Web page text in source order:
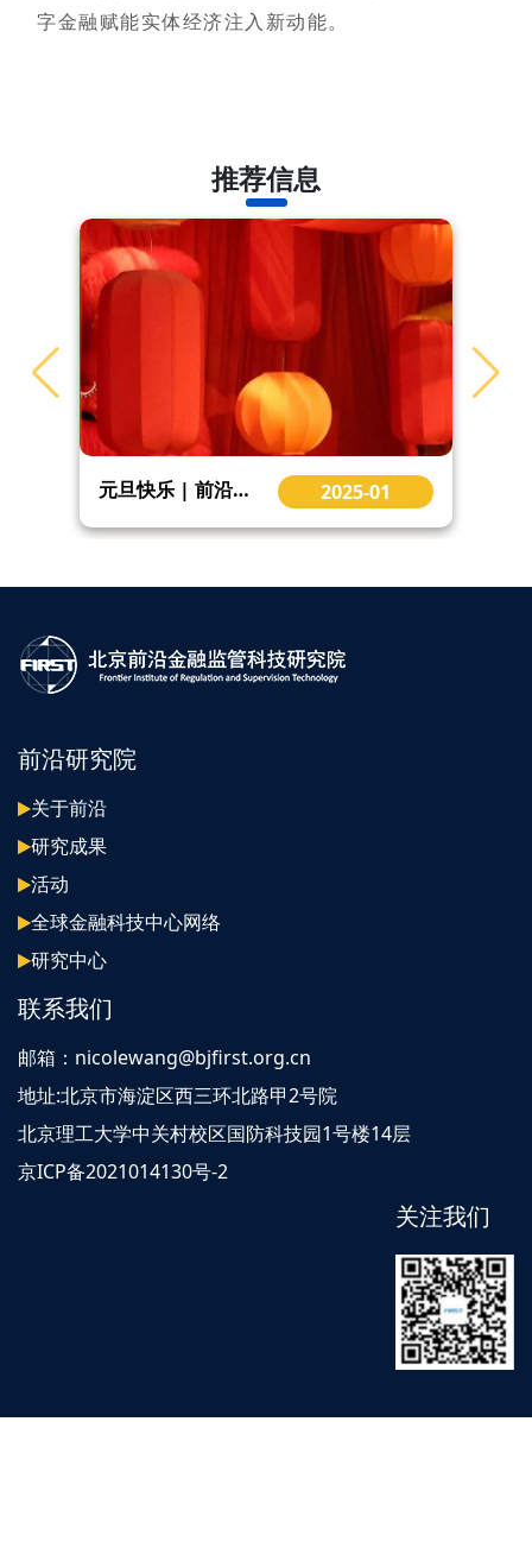
字金融赋能实体经济注入新动能。
推荐信息
前沿研究院工作简报（2024年6月） 2024-06
前沿研究院
关于前沿
研究成果
活动
全球金融科技中心网络
研究中心
联系我们
邮箱：nicolewang@bjfirst.org.cn
地址:北京市海淀区西三环北路甲2号院
北京理工大学中关村校区国防科技园1号楼14层
京ICP备2021014130号-2
关注我们